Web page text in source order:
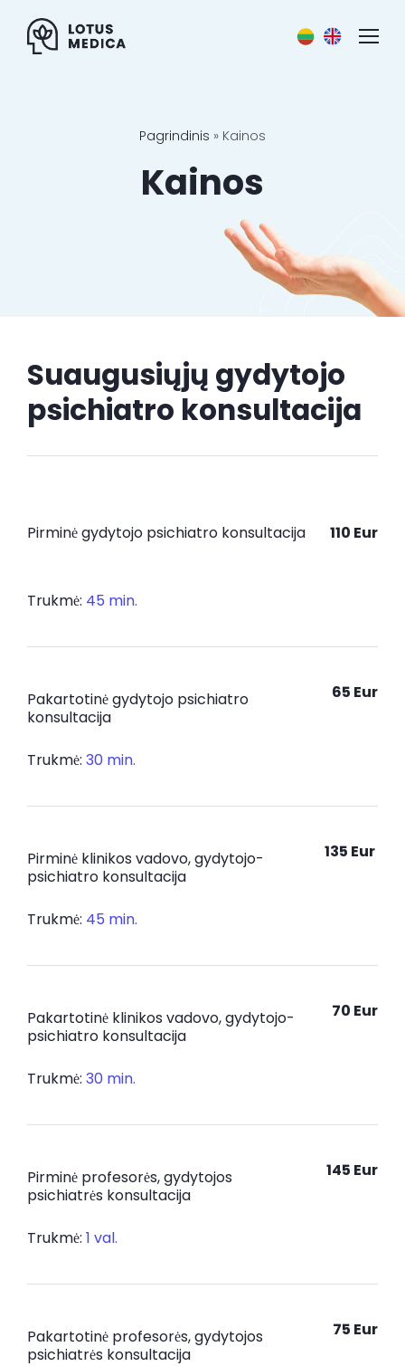
content
Registracija
Pagrindinis » Kainos
Kainos
Suaugusiųjų gydytojo
psichiatro konsultacija
Pirminė gydytojo psichiatro konsultacija
Trukmė: 45 min.
110 Eur
Pakartotinė gydytojo psichiatro
konsultacija
Trukmė: 30 min.
65 Eur
Pirminė klinikos vadovo, gydytojo-
psichiatro konsultacija
Trukmė: 45 min.
135 Eur
Pakartotinė klinikos vadovo, gydytojo-
psichiatro konsultacija
Trukmė: 30 min.
70 Eur
Pirminė profesorės, gydytojos
psichiatrės konsultacija
Trukmė: 1 val.
145 Eur
Pakartotinė profesorės, gydytojos
psichiatrės konsultacija
75 Eur